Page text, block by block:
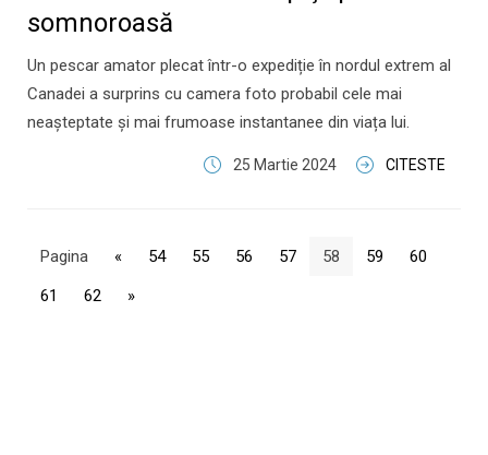
somnoroasă
Un pescar amator plecat într-o expediție în nordul extrem al
Canadei a surprins cu camera foto probabil cele mai
neașteptate și mai frumoase instantanee din viața lui.
25 Martie 2024 CITESTE
Pagina « 54 55 56 57 58 59
60
61
62 »